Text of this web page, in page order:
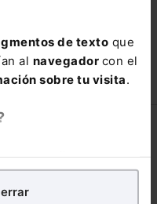
de texto que
al navegador con el
sobre tu visita.
tu experienciaen
fines publicitarios,
COMPRAR